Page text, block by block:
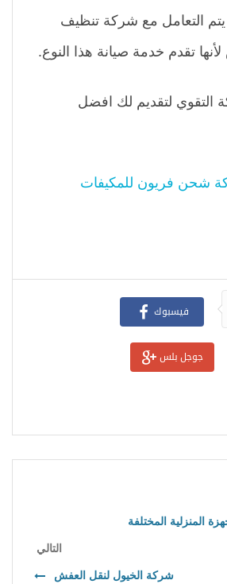
يتم التعامل مع شركة تنظيف
تقدم خدمة صيانة هذا النوع.
التقوي لتقديم لك افضل
شحن فريون للمكيفات
فيسبوك
جوجل بلس
المنزلية المختلفة
التالي
شركة الخيول لنقل العفش